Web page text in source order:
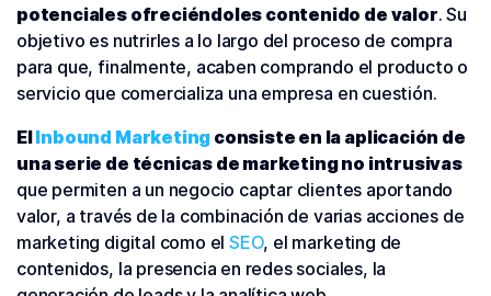
potenciales ofreciéndoles contenido de valor. Su
objetivo es nutrirles a lo largo del proceso de compra
para que, finalmente, acaben comprando el producto o
servicio que comercializa una empresa en cuestión.
ElInbound Marketing consiste en la aplicación de
una serie de técnicas de marketing no intrusivas
que permiten a un negocio captar clientes aportando
valor, a través de la combinación de varias acciones de
marketing digital como elSEO, el marketing de
contenidos, la presencia en redes sociales, la